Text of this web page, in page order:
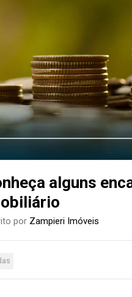
alguns
por Zampieri Imóveis